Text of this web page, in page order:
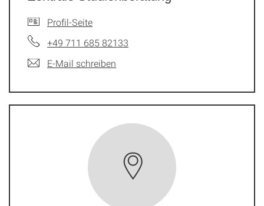
Profil-Seite
+49 711 685 82133
E-Mail schreiben